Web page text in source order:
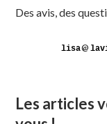
Colonne
latérale
Des avis, des
@
Les articles